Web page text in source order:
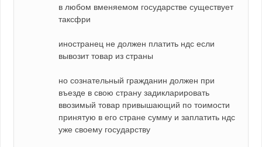
в любом вменяемом государстве существует
таксфри
иностранец не должен платить ндс если
вывозит товар из страны
но сознательный гражданин должен при
въезде в свою страну задикларировать
ввозимый товар привышающий по тоимости
принятую в его стране сумму и заплатить ндс
уже своему государству